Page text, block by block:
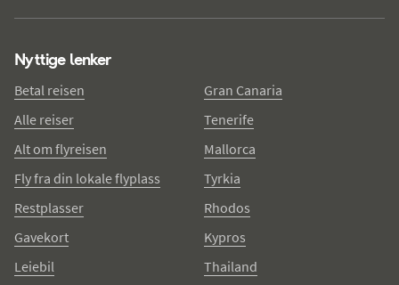
Nyttige lenker
Betal reisen
Alle reiser
Alt om flyreisen
Fly fra din lokale flyplass
Restplasser
Gavekort
Leiebil
Gran Canaria
Tenerife
Mallorca
Tyrkia
Rhodos
Kypros
Thailand